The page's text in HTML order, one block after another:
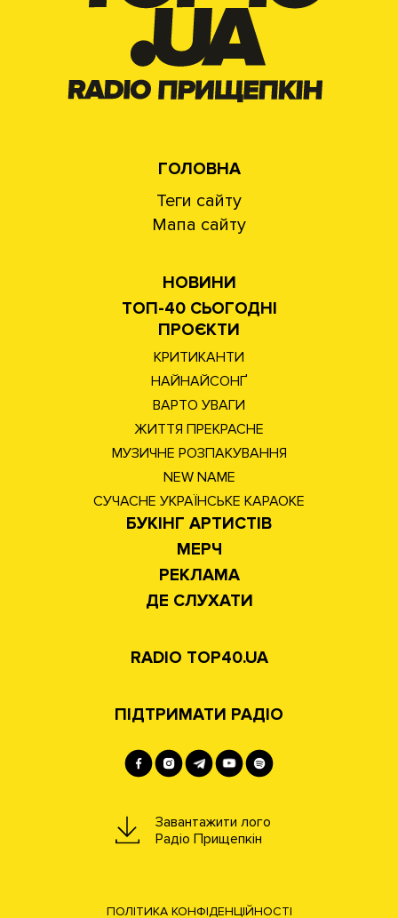
ГОЛОВНА
Теги сайту
Мапа сайту
НОВИНИ
ТОП-40 СЬОГОДНІ
ПРОЄКТИ
КРИТИКАНТИ
НАЙНАЙСОНҐ
ВАРТО УВАГИ
ЖИТТЯ ПРЕКРАСНЕ
МУЗИЧНЕ РОЗПАКУВАННЯ
NEW NAME
СУЧАСНЕ УКРАЇНСЬКЕ КАРАОКЕ
БУКІНГ АРТИСТІВ
МЕРЧ
РЕКЛАМА
ДЕ СЛУХАТИ
RADIO TOP40.UA
ПІДТРИМАТИ РАДІО
Завантажити лого
Радіо Прищепкін
ПОЛІТИКА КОНФІДЕНЦІЙНОСТІ